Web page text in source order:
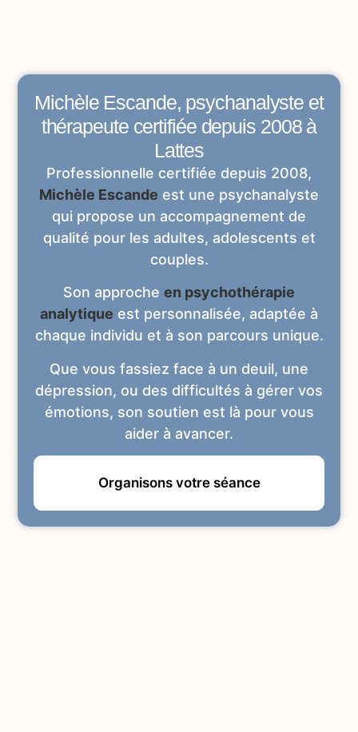
Michèle Escande, psychanalyste et
thérapeute certifiée depuis 2008 à
Lattes
Professionnelle certifiée depuis 2008,
Michèle Escande est une psychanalyste
qui propose un accompagnement de
qualité pour les adultes, adolescents et
couples.
Son approche en psychothérapie
analytique est personnalisée, adaptée à
chaque individu et à son parcours unique.
Que vous fassiez face à un deuil, une
dépression, ou des difficultés à gérer vos
émotions, son soutien est là pour vous
aider à avancer.
Organisons votre séance